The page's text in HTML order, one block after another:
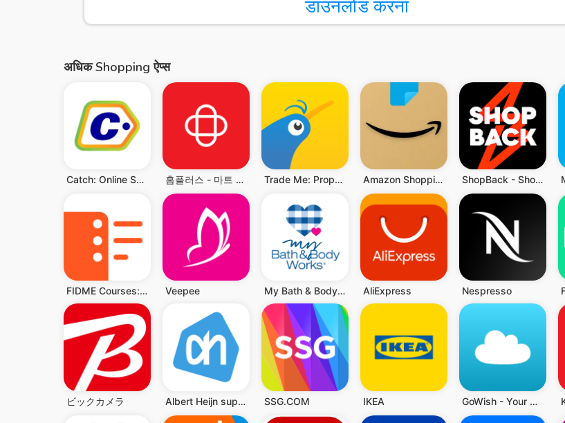
डाउनलोड करना
अधिक Shopping ऐप्स
Catch: Online Shopping 홈플러스 - 마트 당일 배송 Trade Me: Property, Shop, Sell Amazon Shopping ShopBack - Shop, Earn & Pay
FIDME Courses: Liste & Promos Veepee My Bath & Body Works AliExpress Nespresso
ビックカメラ Albert Heijn supermarkt SSG.COM IKEA GoWish - Your Digital Wishlist